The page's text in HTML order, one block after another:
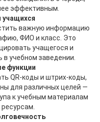
эффективным.
учащихся
важную информацию
ФИО и класс. Это
учащегося и
учебном заведении.
функции
QR-коды и штрих-коды,
для различных целей —
к учебным материалам